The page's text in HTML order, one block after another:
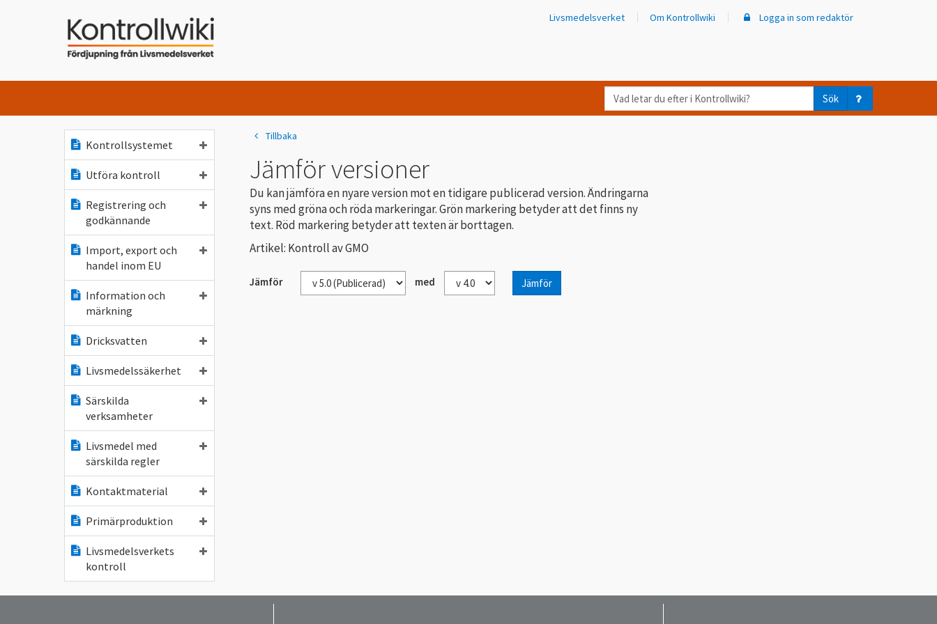
Livsmedelsverket Om Kontrollwiki Logga in som redaktör
Vad
letar
Kontrollwiki?
Sök
Kontrollsystemet
Utföra kontroll
Registrering och
godkännande
Import, export och
handel inom EU
Information och
märkning
Dricksvatten
Livsmedelssäkerhet
Särskilda
verksamheter
Livsmedel med
särskilda regler
Kontaktmaterial
Primärproduktion
Livsmedelsverkets
kontroll
Tillbaka
Jämför versioner
Du kan jämföra en nyare version mot en tidigare publicerad version. Ändringarna
syns med gröna och röda markeringar. Grön markering betyder att det finns ny
text. Röd markering betyder att texten är borttagen.
Artikel: Kontroll av GMO
Jämför med Jämför